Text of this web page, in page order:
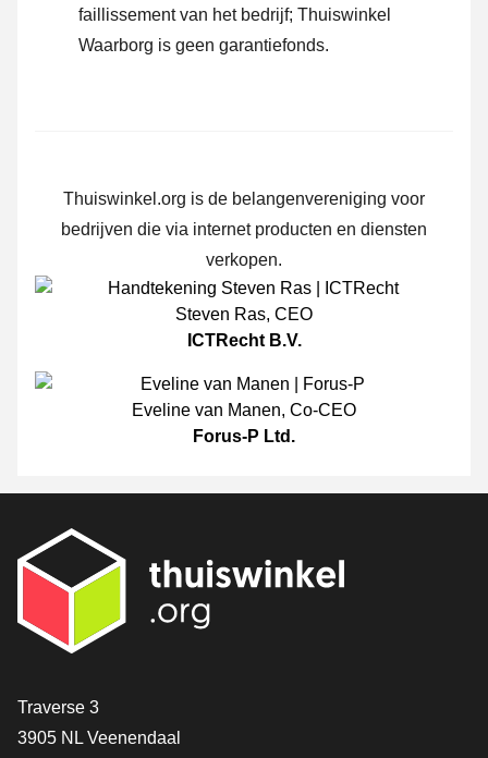
faillissement van het bedrijf; Thuiswinkel
Waarborg is geen garantiefonds.
Thuiswinkel.org is de belangenvereniging voor
bedrijven die via internet producten en diensten
verkopen.
Steven Ras, CEO
ICTRecht B.V.
Eveline van Manen, Co-CEO
Forus-P Ltd.
Contact
Traverse 3
3905 NL Veenendaal